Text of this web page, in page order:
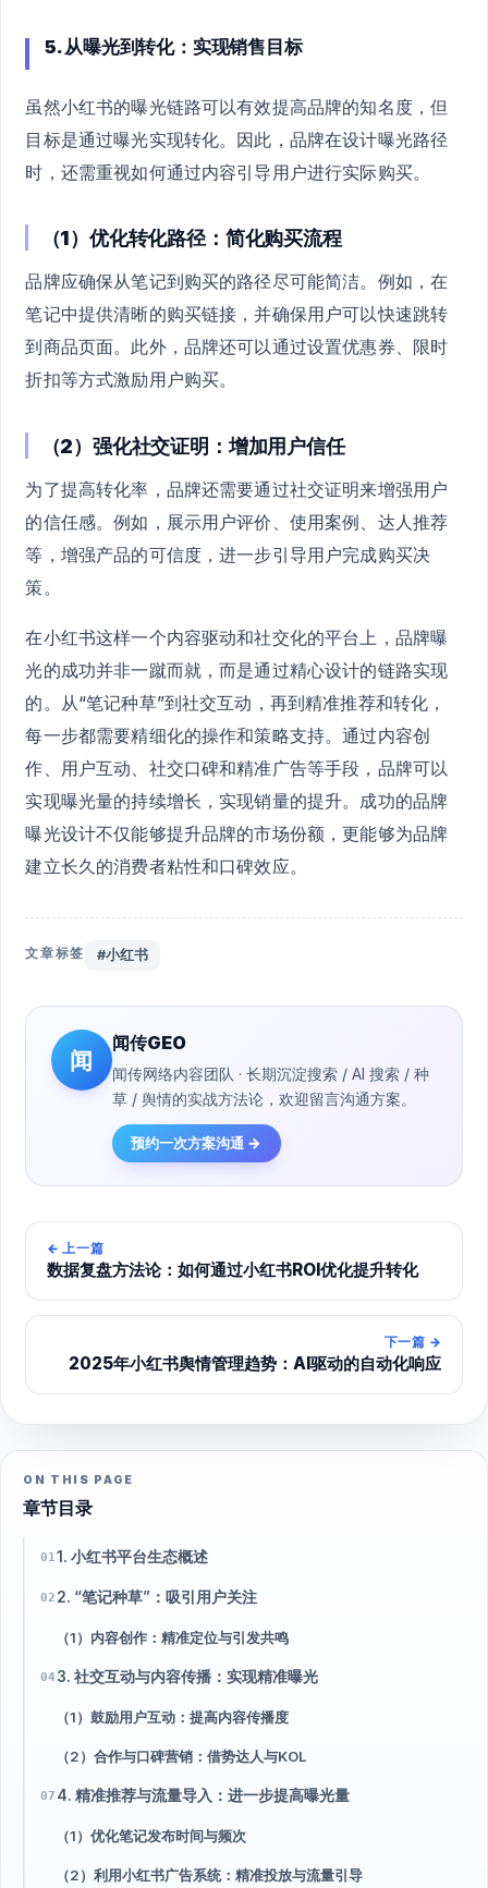
5. 从曝光到转化：实现销售目标
虽然小红书的曝光链路可以有效提高品牌的知名度，但
目标是通过曝光实现转化。因此，品牌在设计曝光路径
时，还需重视如何通过内容引导用户进行实际购买。
（1）优化转化路径：简化购买流程
品牌应确保从笔记到购买的路径尽可能简洁。例如，在
笔记中提供清晰的购买链接，并确保用户可以快速跳转
到商品页面。此外，品牌还可以通过设置优惠券、限时
折扣等方式激励用户购买。
（2）强化社交证明：增加用户信任
为了提高转化率，品牌还需要通过社交证明来增强用户
的信任感。例如，展示用户评价、使用案例、达人推荐
等，增强产品的可信度，进一步引导用户完成购买决
策。
在小红书这样一个内容驱动和社交化的平台上，品牌曝
光的成功并非一蹴而就，而是通过精心设计的链路实现
的。从“笔记种草”到社交互动，再到精准推荐和转化，
每一步都需要精细化的操作和策略支持。通过内容创
作、用户互动、社交口碑和精准广告等手段，品牌可以
实现曝光量的持续增长，实现销量的提升。成功的品牌
曝光设计不仅能够提升品牌的市场份额，更能够为品牌
建立长久的消费者粘性和口碑效应。
文章标签 #小红书
闻
闻传GEO
闻传网络内容团队 · 长期沉淀搜索 / AI 搜索 / 种
草 / 舆情的实战方法论，欢迎留言沟通方案。
预约一次方案沟通 →
← 上一篇
数据复盘方法论：如何通过小红书ROI优化提升转化
下一篇 →
2025年小红书舆情管理趋势：AI驱动的自动化响应
ON THIS PAGE
章节目录
011. 小红书平台生态概述
02 2. “笔记种草”：吸引用户关注
（1）内容创作：精准定位与引发共鸣
04 3. 社交互动与内容传播：实现精准曝光
（1）鼓励用户互动：提高内容传播度
（2）合作与口碑营销：借势达人与KOL
07 4. 精准推荐与流量导入：进一步提高曝光量
（1）优化笔记发布时间与频次
（2）利用小红书广告系统：精准投放与流量引导